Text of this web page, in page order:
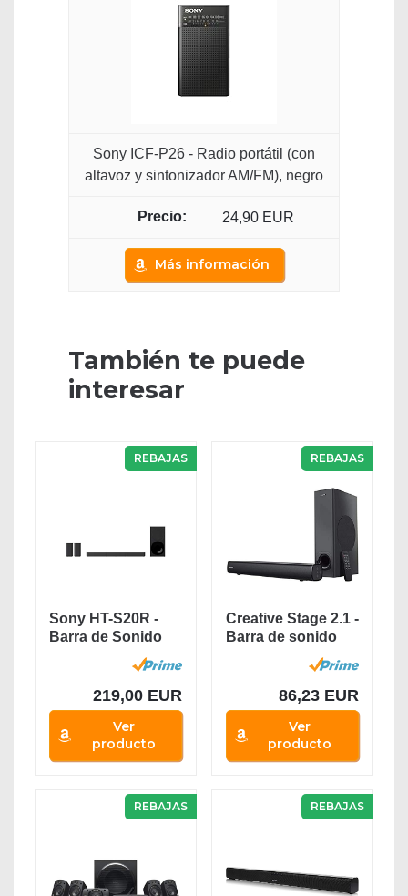
Sony ICF-P26 - Radio portátil (con
altavoz y sintonizador AM/FM), negro
24,90 EUR
Más información
También te puede
interesar
REBAJAS
Sony HT-S20R -
Barra de Sonido
(5.1 Canales,...
219,00 EUR
Ver
producto
REBAJAS
Creative Stage 2.1 -
Barra de sonido
con subwoofer...
86,23 EUR
Ver
producto
REBAJAS REBAJAS